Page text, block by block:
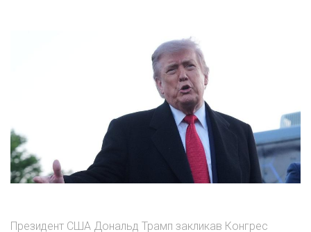
Президент США Дональд Трамп закликав Конгрес